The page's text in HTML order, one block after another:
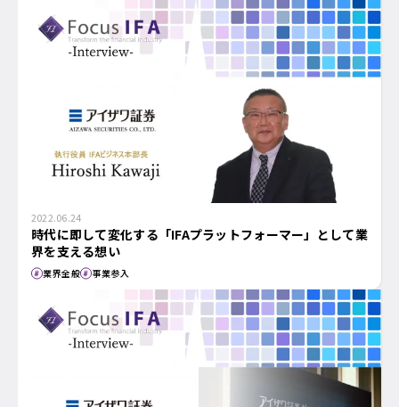
2022.06.24
時代に即して変化する「IFAプラットフォーマー」として業
界を支える想い
業界全般 事業参入